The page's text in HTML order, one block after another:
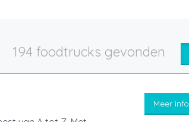
194 foodtrucks gevonden
Meer info